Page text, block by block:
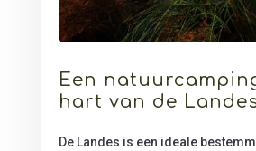
Een
hart van de
De Landes is een ideale